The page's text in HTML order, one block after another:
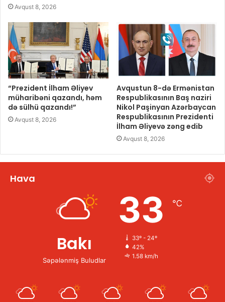
Avqust 8, 2026
“Prezident İlham Əliyev
müharibəni qazandı, həm
də sülhü qazandı!”
Avqust 8, 2026
Avqustun 8-də Ermənistan
Respublikasının Baş naziri
Nikol Paşinyan Azərbaycan
Respublikasının Prezidenti
İlham Əliyevə zəng edib
Avqust 8, 2026
Hava
Bakı
Səpələnmiş Buludlar
33 ℃
33º - 24º
42%
1.58 km/h